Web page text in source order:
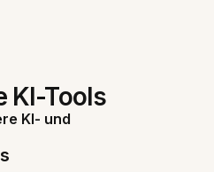
KI-Tools
KI- und